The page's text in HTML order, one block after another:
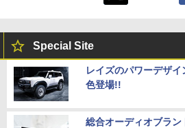
Special Site
レイズのパワーデザ
色登場!!
総合オーディオブラ